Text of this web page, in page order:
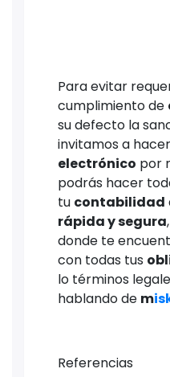
Para evitar
cumplimiento de
su defecto la
invitamos a
electrónico por
podrás hacer
tu contabilidad
rápida y segura
donde te
con todas tus
lo términos
hablando de m
Referencias